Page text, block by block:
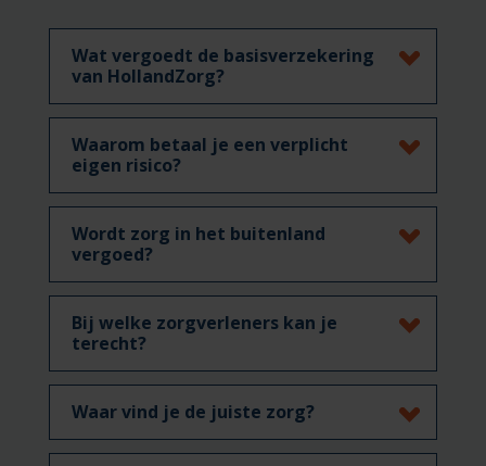
Wat vergoedt de basisverzekering
van HollandZorg?
Waarom betaal je een verplicht
eigen risico?
Wordt zorg in het buitenland
vergoed?
Bij welke zorgverleners kan je
terecht?
Waar vind je de juiste zorg?